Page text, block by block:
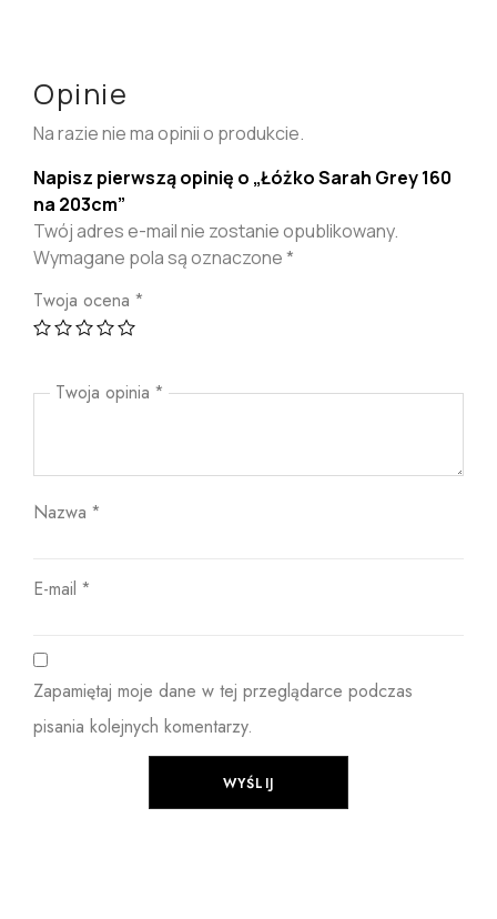
Opinie
Na razie nie ma opinii o produkcie.
Napisz pierwszą opinię o „Łóżko Sarah Grey 160
na 203cm”
Twój adres e-mail nie zostanie opublikowany.
Wymagane pola są oznaczone*
Twoja ocena *
Twoja opinia *
Nazwa *
E-mail *
Zapamiętaj moje dane w tej przeglądarce podczas
pisania kolejnych komentarzy.